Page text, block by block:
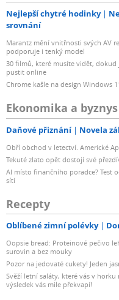
Nejlepší chytré hodinky
srovnání
Marantz mění vnitřnosti svých AV
podporuje i tenký model
30 filmů, které musíte vidět, dokud
pustit online
Chrome kašle na design Windows
Ekonomika a byznys
Daňové přiznání Novela
Obří obchod v letectví. Americké
Tekuté zlato opět dostojí své
AI místo finančního poradce? Test
sítí
Recepty
Oblíbené zimní polévky
Oopsie bread: Proteinové pečivo
surovin a bez mouky
Pozor na jedovaté cukety! Jeden
Svěží letní saláty, které vás v
výsledek vás mile překvapí!